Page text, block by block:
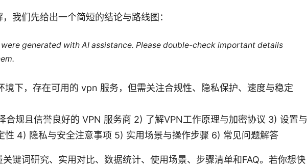
我们先给出一个简短的结论与路线图：
generated with AI assistance. Please double-check important details
境下，存在可用的 vpn 服务，但需关注合规性、隐私保护、速度与稳定
合规且信誉良好的 VPN 服务商 2) 了解VPN工作原理与加密协议 3) 设置与
性 4) 隐私与安全注意事项 5) 实用场景与操作步骤 6) 常见问题解答
键词研究、实用对比、数据统计、使用场景、步骤清单和FAQ。若你想快